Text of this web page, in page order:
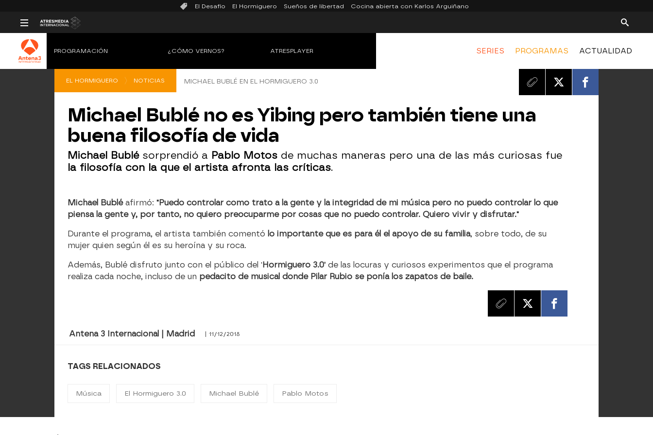
El Desafío El Hormiguero Sueños de libertad Cocina abierta con Karlos Arguiñano
SERIES PROGRAMAS ACTUALIDAD
PROGRAMACIÓN ¿CÓMO VERNOS? ATRESPLAYER
EL HORMIGUERO NOTICIAS MICHAEL BUBLÉ EN EL HORMIGUERO 3.0
Michael Bublé no es Yibing pero también tiene una
buena filosofía de vida
Michael Bublé sorprendió a Pablo Motos de muchas maneras pero una de las más curiosas fue
la filosofía con la que el artista afronta las críticas.
Michael Bubléafirmó:"Puedo controlar como trato a la gente y la integridad de mi música pero no puedo controlar lo que
piensa la gente y, por tanto, no quiero preocuparme por cosas que no puedo controlar. Quiero vivir y disfrutar."
Durante el programa, el artista también comentó lo importante que es para él el apoyo de su familia, sobre todo, de su
mujer quien según él es su heroína y su roca.
Además, Bublé disfruto junto con el público del 'Hormiguero 3.0' de las locuras y curiosos experimentos que el programa
realiza cada noche, incluso de un pedacito de musical donde Pilar Rubio se ponía los zapatos de baile.
Antena 3 Internacional | Madrid | 11/12/2018
TAGS RELACIONADOS
Música El Hormiguero 3.0 Michael Bublé Pablo Motos